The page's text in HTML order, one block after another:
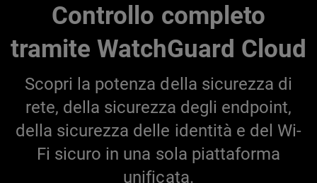
Controllo completo
tramite WatchGuard Cloud
Scopri la potenza della sicurezza di
rete, della sicurezza degli endpoint,
della sicurezza delle identità e del Wi-
Fi sicuro in una sola piattaforma
unificata.